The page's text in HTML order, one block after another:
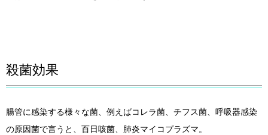
殺菌効果
腸管に感染する様々な菌、例えばコレラ菌、チフス菌、呼吸器感染
の原因菌で言うと、百日咳菌、肺炎マイコプラズマ。